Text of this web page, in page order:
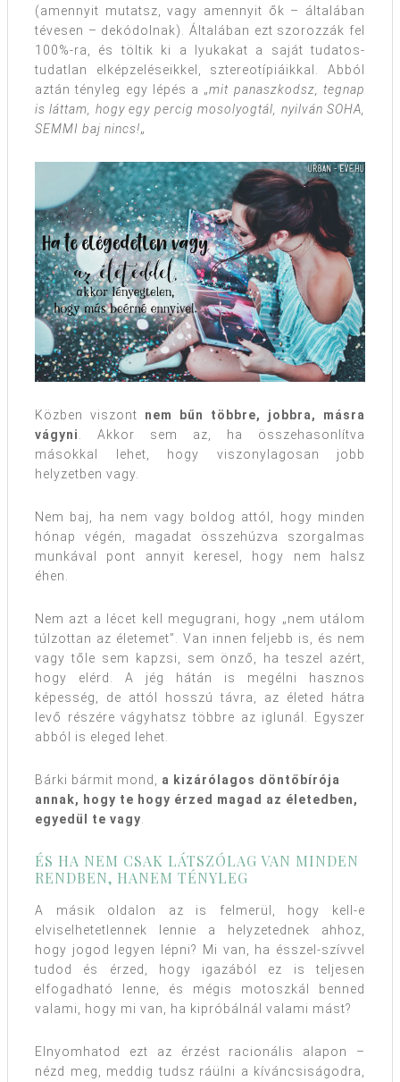
(amennyit mutatsz, vagy amennyit ők – általában
tévesen – dekódolnak). Általában ezt szorozzák fel
100%-ra, és töltik ki a lyukakat a saját tudatos-
tudatlan elképzeléseikkel, sztereotípiáikkal. Abból
aztán tényleg egy lépés a „mit panaszkodsz, tegnap
is láttam, hogy egy percig mosolyogtál, nyilván SOHA,
SEMMI baj nincs!„
Közben viszont nem bűn többre, jobbra, másra
vágyni. Akkor sem az, ha összehasonlítva
másokkal lehet, hogy viszonylagosan jobb
helyzetben vagy.
Nem baj, ha nem vagy boldog attól, hogy minden
hónap végén, magadat összehúzva szorgalmas
munkával pont annyit keresel, hogy nem halsz
éhen.
Nem azt a lécet kell megugrani, hogy „nem utálom
túlzottan az életemet”. Van innen feljebb is, és nem
vagy tőle sem kapzsi, sem önző, ha teszel azért,
hogy elérd. A jég hátán is megélni hasznos
képesség, de attól hosszú távra, az életed hátra
levő részére vágyhatsz többre az iglunál. Egyszer
abból is eleged lehet.
Bárki bármit mond, a kizárólagos döntőbírója
annak, hogy te hogy érzed magad az életedben,
egyedül te vagy.
ÉS HA NEM CSAK LÁTSZÓLAG VAN MINDEN
RENDBEN, HANEM TÉNYLEG
A másik oldalon az is felmerül, hogy kell-e
elviselhetetlennek lennie a helyzetednek ahhoz,
hogy jogod legyen lépni? Mi van, ha ésszel-szívvel
tudod és érzed, hogy igazából ez is teljesen
elfogadható lenne, és mégis motoszkál benned
valami, hogy mi van, ha kipróbálnál valami mást?
Elnyomhatod ezt az érzést racionális alapon –
nézd meg, meddig tudsz ráülni a kíváncsiságodra,